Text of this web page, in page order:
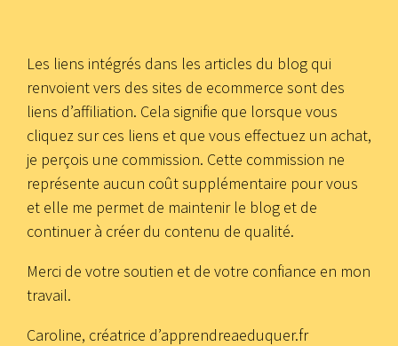
Les liens intégrés dans les articles du blog qui
renvoient vers des sites de ecommerce sont des
liens d’affiliation. Cela signifie que lorsque vous
cliquez sur ces liens et que vous effectuez un achat,
je perçois une commission. Cette commission ne
représente aucun coût supplémentaire pour vous
et elle me permet de maintenir le blog et de
continuer à créer du contenu de qualité.
Merci de votre soutien et de votre confiance en mon
travail.
Caroline, créatrice d’apprendreaeduquer.fr